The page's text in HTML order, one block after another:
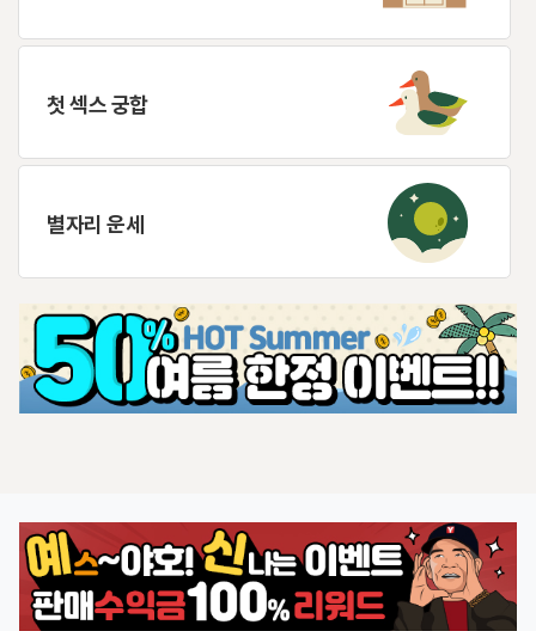
첫 섹스 궁합
별자리 운세